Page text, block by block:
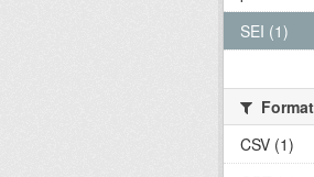
SEI (1)
CSV (1)